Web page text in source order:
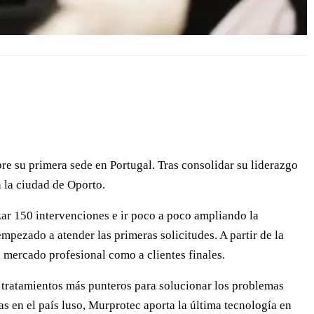
su primera sede en Portugal. Tras consolidar su liderazgo
la ciudad de Oporto.
150 intervenciones e ir poco a poco ampliando la
a atender las primeras solicitudes. A partir de la
profesional como a clientes finales.
más punteros para solucionar los problemas
en el país luso, Murprotec aporta la última tecnología en